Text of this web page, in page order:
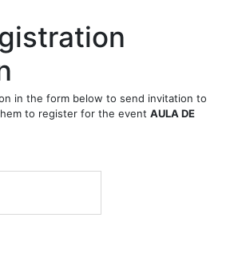
in the form below to send invitation to
to register for the event AULA DE